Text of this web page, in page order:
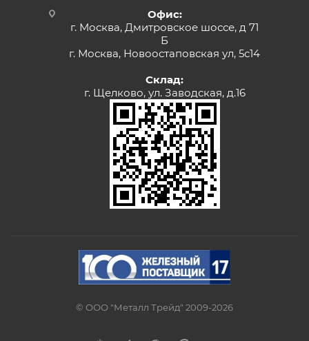
Офис:
г. Москва, Дмитровское шоссе, д 71
Б
г. Москва, Новоостаповская ул, 5с14
Склад:
г. Щелково, ул. Заводская, д.16
© ООО "Металл Трейд" 2009-2026